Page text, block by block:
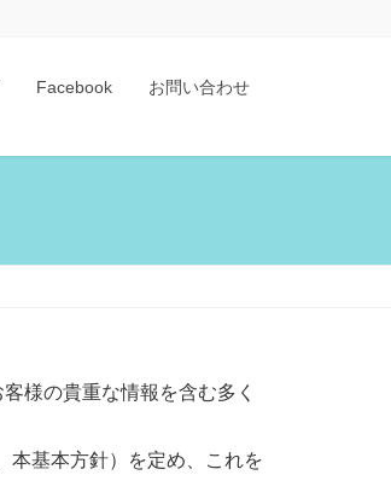
Facebook お問い合わせ
様の貴重な情報を含む多く
本基本方針）を定め、これを